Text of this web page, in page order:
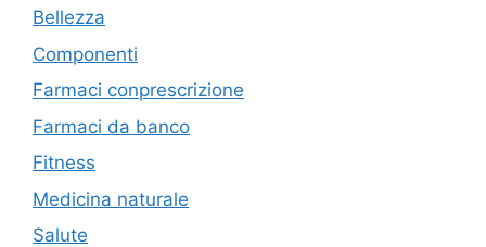
Bellezza
Componenti
Farmaci conprescrizione
Farmaci da banco
Fitness
Medicina naturale
Salute